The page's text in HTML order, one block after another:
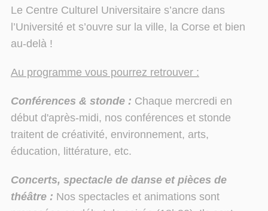
Le Centre Culturel Universitaire s’ancre dans
l’Université et s’ouvre sur la ville, la Corse et bien
au-delà !
Au programme vous pourrez retrouver :
Conférences & stonde : Chaque mercredi en
début d'après-midi, nos conférences et stonde
traitent de créativité, environnement, arts,
éducation, littérature, etc.
Concerts, spectacle de danse et pièces de
théâtre : Nos spectacles et animations sont